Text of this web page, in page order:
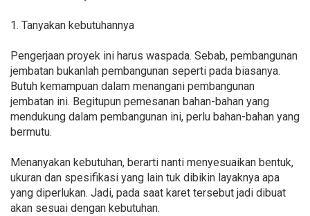
1. Tanyakan kebutuhannya
Pengerjaan proyek ini harus waspada. Sebab, pembangunan
jembatan bukanlah pembangunan seperti pada biasanya.
Butuh kemampuan dalam menangani pembangunan
jembatan ini. Begitupun pemesanan bahan-bahan yang
mendukung dalam pembangunan ini, perlu bahan-bahan yang
bermutu.
Menanyakan kebutuhan, berarti nanti menyesuaikan bentuk,
ukuran dan spesifikasi yang lain tuk dibikin layaknya apa
yang diperlukan. Jadi, pada saat karet tersebut jadi dibuat
akan sesuai dengan kebutuhan.